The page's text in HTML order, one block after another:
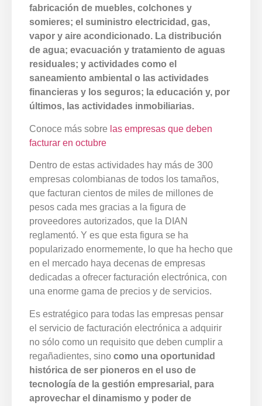
fabricación de muebles, colchones y
somieres; el suministro electricidad, gas,
vapor y aire acondicionado. La distribución
de agua; evacuación y tratamiento de aguas
residuales; y actividades como el
saneamiento ambiental o las actividades
financieras y los seguros; la educación y, por
últimos, las actividades inmobiliarias.
Conoce más sobre las empresas que deben
facturar en octubre
Dentro de estas actividades hay más de 300
empresas colombianas de todos los tamaños,
que facturan cientos de miles de millones de
pesos cada mes gracias a la figura de
proveedores autorizados, que la DIAN
reglamentó. Y es que esta figura se ha
popularizado enormemente, lo que ha hecho que
en el mercado haya decenas de empresas
dedicadas a ofrecer facturación electrónica, con
una enorme gama de precios y de servicios.
Es estratégico para todas las empresas pensar
el servicio de facturación electrónica a adquirir
no sólo como un requisito que deben cumplir a
regañadientes, sino como una oportunidad
histórica de ser pioneros en el uso de
tecnología de la gestión empresarial, para
aprovechar el dinamismo y poder de